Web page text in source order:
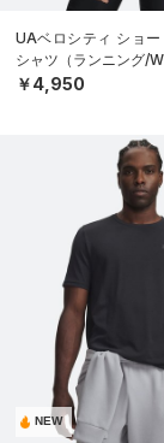
UAベロシティ ショ
シャツ（ランニング/
￥4,950
NEW